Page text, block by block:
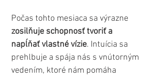
Počas tohto mesiaca sa výrazne
zosilňuje schopnosť tvoriť a
napĺňať vlastné vízie. Intuícia sa
prehlbuje a spája nás s vnútorným
vedením, ktoré nám pomáha